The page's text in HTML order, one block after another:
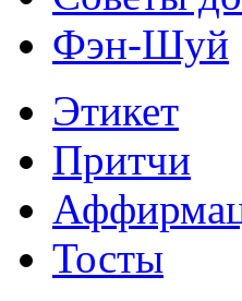
Фэн-Шуй
Этикет
Притчи
Тосты